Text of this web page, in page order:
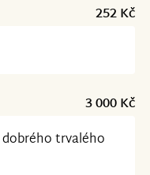
252 Kč
3 000 Kč
trvalého